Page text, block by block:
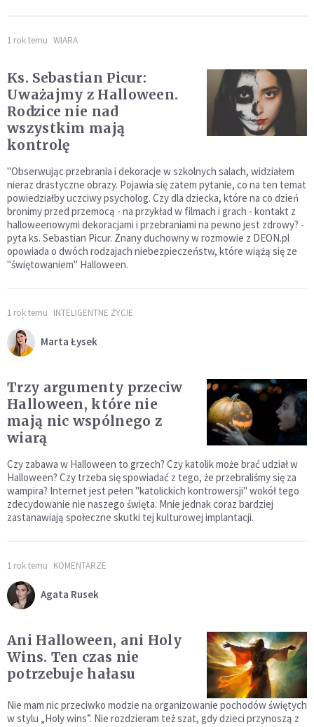
1 rok temu WIARA
Ks. Sebastian Picur:
Uważajmy z Halloween.
Rodzice nie nad
wszystkim mają
kontrolę
"Obserwując przebrania i dekoracje w szkolnych salach, widziałem
nieraz drastyczne obrazy. Pojawia się zatem pytanie, co na ten temat
powiedziałby uczciwy psycholog. Czy dla dziecka, które na co dzień
bronimy przed przemocą - na przykład w filmach i grach - kontakt z
halloweenowymi dekoracjami i przebraniami na pewno jest zdrowy? -
pyta ks. Sebastian Picur. Znany duchowny w rozmowie z DEON.pl
opowiada o dwóch rodzajach niebezpieczeństw, które wiążą się ze
"świętowaniem" Halloween.
1 rok temu INTELIGENTNE ŻYCIE
Marta Łysek
Trzy argumenty przeciw
Halloween, które nie
mają nic wspólnego z
wiarą
Czy zabawa w Halloween to grzech? Czy katolik może brać udział w
Halloween? Czy trzeba się spowiadać z tego, że przebraliśmy się za
wampira? Internet jest pełen "katolickich kontrowersji" wokół tego
zdecydowanie nie naszego święta. Mnie jednak coraz bardziej
zastanawiają społeczne skutki tej kulturowej implantacji.
1 rok temu KOMENTARZE
Agata Rusek
Ani Halloween, ani Holy
Wins. Ten czas nie
potrzebuje hałasu
Nie mam nic przeciwko modzie na organizowanie pochodów świętych
w stylu „Holy wins”. Nie rozdzieram też szat, gdy dzieci przynoszą z